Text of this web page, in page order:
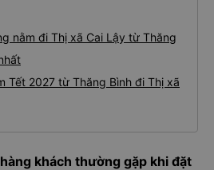
nằm đi Thị xã Cai Lậy từ Thăng
Tết 2027 từ Thăng Bình đi Thị xã
khách thường gặp khi đặt